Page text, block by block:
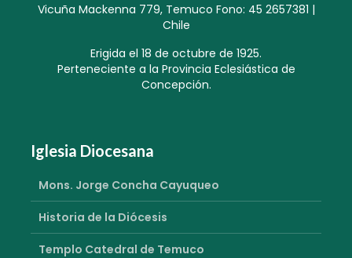
Vicuña Mackenna 779, Temuco Fono: 45 2657381 |
Chile
Erigida el 18 de octubre de 1925.
Perteneciente a la Provincia Eclesiástica de
Concepción.
Iglesia Diocesana
Mons. Jorge Concha Cayuqueo
Historia de la Diócesis
Templo Catedral de Temuco